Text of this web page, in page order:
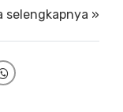
selengkapnya »